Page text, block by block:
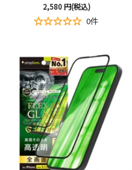
セ
ー
格
2,580円(税込)
0件